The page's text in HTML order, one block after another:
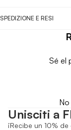
SPEDIZIONE E RESI
Sé el
Unisciti a
¡Recibe un 10%